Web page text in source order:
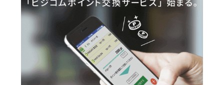
ビスと連動
機能紹介資料
Mini 機能紹介資料